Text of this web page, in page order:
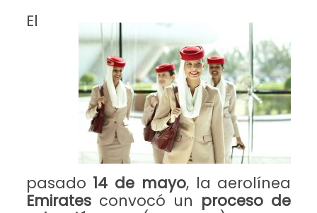
El
pasado 14 de mayo, la aerolínea
Emiratesconvocó un proceso de